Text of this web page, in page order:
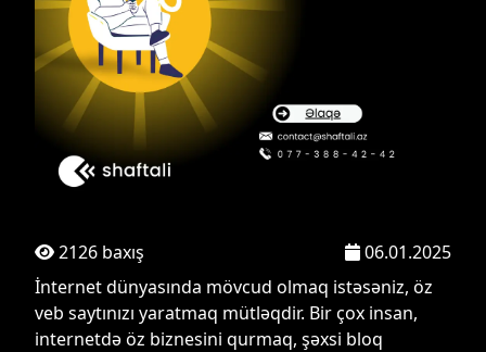
2126 baxış
06.01.2025
İnternet dünyasında mövcud olmaq istəsəniz, öz
veb saytınızı yaratmaq mütləqdir. Bir çox insan,
internetdə öz biznesini qurmaq, şəxsi bloq